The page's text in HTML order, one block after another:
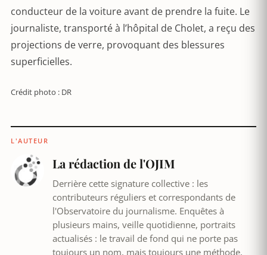
conducteur de la voiture avant de prendre la fuite. Le
journaliste, transporté à l’hôpital de Cholet, a reçu des
projections de verre, provoquant des blessures
superficielles.
Crédit photo : DR
L'AUTEUR
La rédaction de l'OJIM
Derrière cette signature collective : les
contributeurs réguliers et correspondants de
l'Observatoire du journalisme. Enquêtes à
plusieurs mains, veille quotidienne, portraits
actualisés : le travail de fond qui ne porte pas
toujours un nom, mais toujours une méthode.